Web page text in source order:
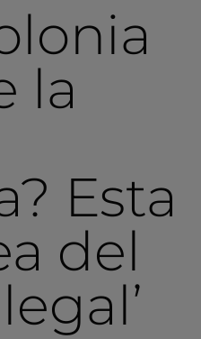
la
Esta
del